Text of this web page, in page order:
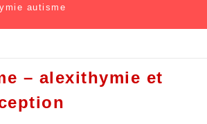
autisme
– alexithymie et